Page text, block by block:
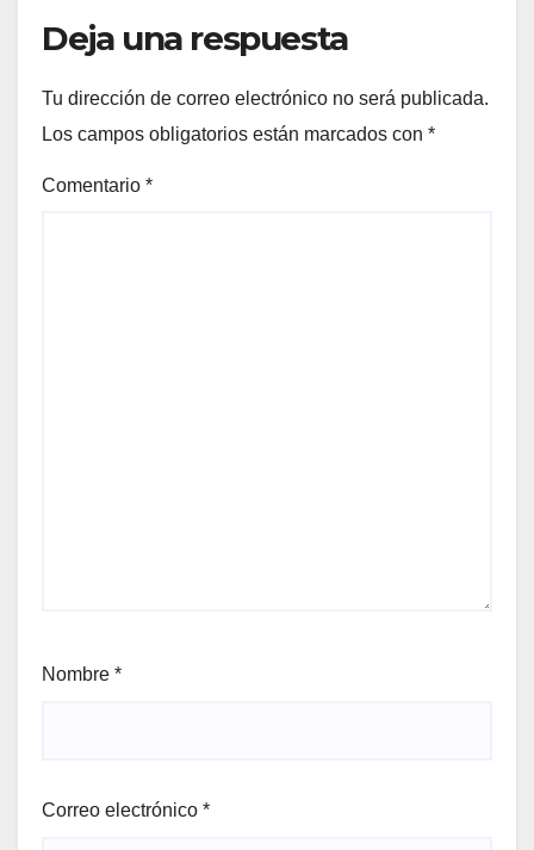
Deja una respuesta
Tu dirección de correo electrónico no será publicada.
Los campos obligatorios están marcados con *
Comentario *
Nombre *
Correo electrónico *